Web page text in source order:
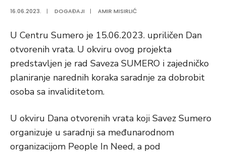
16.06.2023. | DOGAĐAJI | AMIR MISIRLIĆ
U Centru Sumero je 15.06.2023. upriličen Dan
otvorenih vrata. U okviru ovog projekta
predstavljen je rad Saveza SUMERO i zajedničko
planiranje narednih koraka saradnje za dobrobit
osoba sa invaliditetom.
U okviru Dana otvorenih vrata koji Savez Sumero
organizuje u saradnji sa međunarodnom
organizacijom People In Need, a pod